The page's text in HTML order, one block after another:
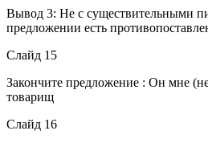
Вывод 3: Не с существительными
предложении есть
Слайд 15
Закончите предложение : Он мне
товарищ
Слайд 16